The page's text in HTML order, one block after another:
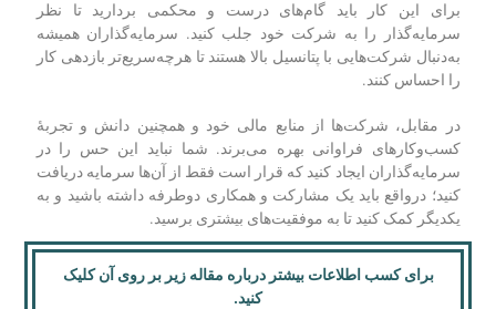
برای این کار باید گام‌های درست و محکمی بردارید تا نظر
سرمایه‌گذار را به شرکت خود جلب کنید. سرمایه‌گذاران همیشه
به‌دنبال شرکت‌هایی با پتانسیل بالا هستند تا هرچه‌سریع‌تر بازدهی کار
را احساس کنند.
در مقابل، شرکت‌ها از منابع مالی خود و همچنین دانش و تجربۀ
کسب‌‌وکارهای فراوانی بهره می‌برند. شما نباید این حس را در
سرمایه‌گذاران ایجاد کنید که قرار است فقط از آن‌ها سرمایه دریافت
کنید؛ درواقع باید یک مشارکت و همکاری دوطرفه داشته باشید و به
یکدیگر کمک کنید تا به موفقیت‌های بیشتری برسید.
برای کسب اطلاعات بیشتر درباره مقاله زیر بر روی آن کلیک
کنید.